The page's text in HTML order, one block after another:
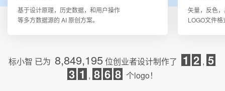
基于设计原理，历史数据，和用户操作
等多方数据源的 AI 原创方案。
矢量，反色
LOGO文件
标小智 已为 8,849,195位创业者设计制作了 1 2 , 5
3 1 , 8 6 8 个logo！